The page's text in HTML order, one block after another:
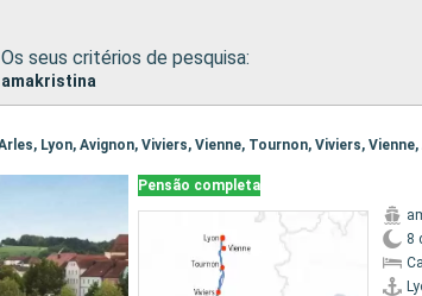
Os seus critérios de pesquisa:
amakristina
Pensão completa
8